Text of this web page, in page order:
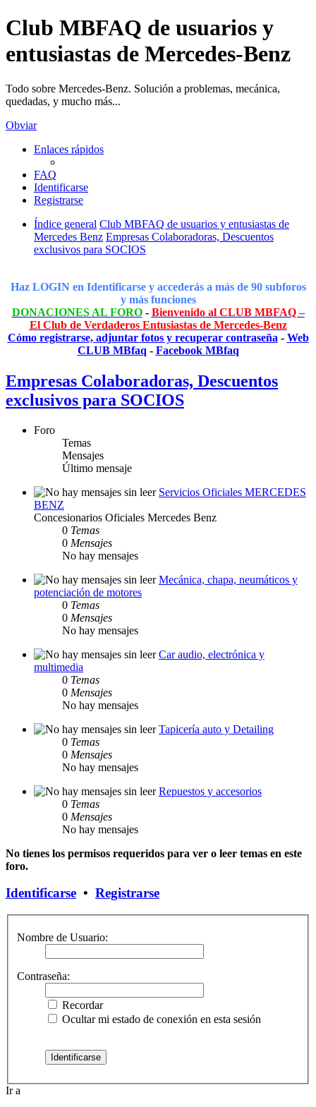
Club MBFAQ de usuarios y
entusiastas de Mercedes-Benz
Todo sobre Mercedes-Benz. Solución a problemas, mecánica,
quedadas, y mucho más...
Obviar
Enlaces rápidos
FAQ
Identificarse
Registrarse
Índice general Club MBFAQ de usuarios y entusiastas de
Mercedes Benz Empresas Colaboradoras, Descuentos
exclusivos para SOCIOS
Haz LOGIN en Identificarse y accederás a más de 90 subforos
y más funciones
DONACIONES AL FORO- Bienvenido al CLUB MBFAQ –
El Club de Verdaderos Entusiastas de Mercedes-Benz
Cómo registrarse, adjuntar fotos y recuperar contraseña - Web
CLUB MBfaq - Facebook MBfaq
Empresas Colaboradoras, Descuentos
exclusivos para SOCIOS
Foro
Temas
Mensajes
Último mensaje
Servicios Oficiales MERCEDES
BENZ
Concesionarios Oficiales Mercedes Benz
0 Temas
0 Mensajes
No hay mensajes
Mecánica, chapa, neumáticos y
potenciación de motores
0 Temas
0 Mensajes
No hay mensajes
Car audio, electrónica y
multimedia
0 Temas
0 Mensajes
No hay mensajes
Tapicería auto y Detailing
0 Temas
0 Mensajes
No hay mensajes
Repuestos y accesorios
0 Temas
0 Mensajes
No hay mensajes
No tienes los permisos requeridos para ver o leer temas en este
foro.
Identificarse • Registrarse
Nombre de Usuario:
Contraseña:
Recordar
Ocultar mi estado de conexión en esta sesión
Ir a